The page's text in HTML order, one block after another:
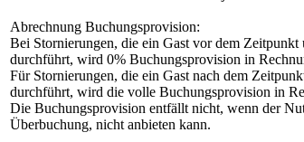
Abrechnung Buchungsprovision:
Bei Stornierungen, die ein Gast vor dem
durchführt, wird 0% Buchungsprovision in
Für Stornierungen, die ein Gast nach dem
durchführt, wird die volle Buchungsprovision in
Die Buchungsprovision entfällt nicht, wenn der
Überbuchung, nicht anbieten kann.